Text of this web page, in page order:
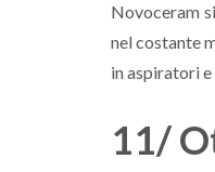
Novoceram
nel costante
in aspiratori
11/